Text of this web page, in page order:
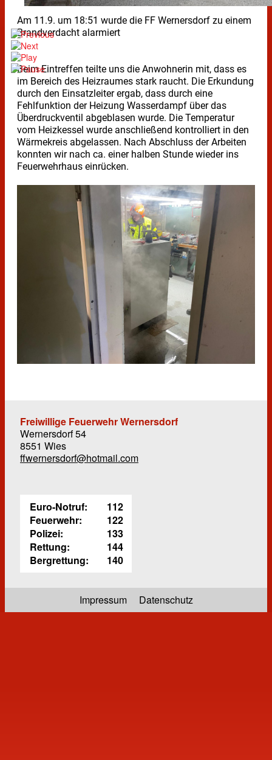
Am 11.9. um 18:51 wurde die FF Wernersdorf zu einem
Brandverdacht alarmiert
Beim Eintreffen teilte uns die Anwohnerin mit, dass es
im Bereich des Heizraumes stark raucht. Die Erkundung
durch den Einsatzleiter ergab, dass durch eine
Fehlfunktion der Heizung Wasserdampf über das
Überdruckventil abgeblasen wurde. Die Temperatur
vom Heizkessel wurde anschließend kontrolliert in den
Wärmekreis abgelassen. Nach Abschluss der Arbeiten
konnten wir nach ca. einer halben Stunde wieder ins
Feuerwehrhaus einrücken.
Freiwillige Feuerwehr Wernersdorf
Wernersdorf 54
8551 Wies
ffwernersdorf@hotmail.com
Euro-Notruf:
112
Feuerwehr:
122
Polizei:
133
Rettung:
144
Bergrettung:
140
Impressum Datenschutz